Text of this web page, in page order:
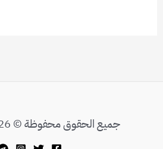
جميع الحقوق محفوظة © 2026 شهبا برس